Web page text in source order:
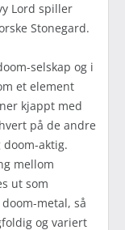
Lord spiller
Stonegard.
selskap og i
et element
kjappt med
på de andre
aktig.
mellom
ut som
metal, så
og variert